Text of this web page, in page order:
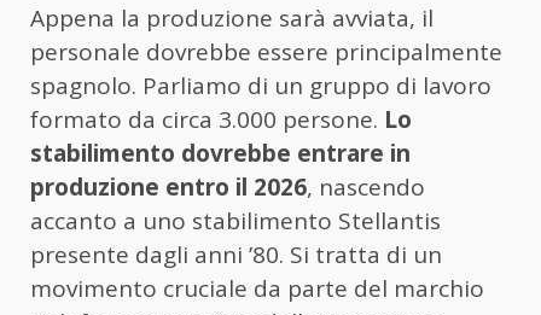
Appena la produzione sarà avviata, il
personale dovrebbe essere principalmente
spagnolo. Parliamo di un gruppo di lavoro
formato da circa 3.000 persone. Lo
stabilimento dovrebbe entrare in
produzione entro il 2026, nascendo
accanto a uno stabilimento Stellantis
presente dagli anni ’80. Si tratta di un
movimento cruciale da parte del marchio